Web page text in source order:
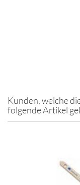
Kunden, welche
folgende Artikel